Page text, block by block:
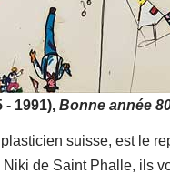
- 1991), Bonne année
suisse, est le
Niki de Saint Phalle, ils